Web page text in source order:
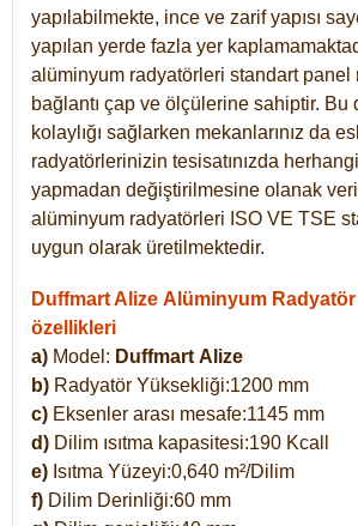
yapılabilmekte, ince ve zarif yapısı
yapılan yerde fazla yer
alüminyum radyatörleri standart panel
bağlantı çap ve ölçülerine sahiptir. Bu
kolaylığı sağlarken mekanlarınız da
radyatörlerinizin tesisatınızda
yapmadan değiştirilmesine olanak
alüminyum radyatörleri ISO VE TSE
uygun olarak üretilmektedir.
Duffmart Alize Alüminyum
özellikleri
a) Model: Duffmart Alize
b) Radyatör Yüksekliği:1200 mm
c) Eksenler arası mesafe:1145 mm
d) Dilim ısıtma kapasitesi:190 Kcall
e) Isıtma Yüzeyi:0,640 m²/Dilim
f) Dilim Derinliği:60 mm